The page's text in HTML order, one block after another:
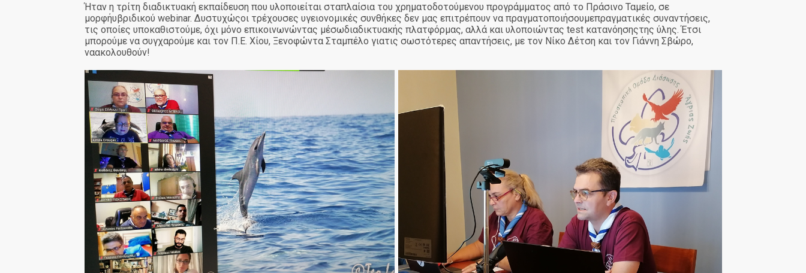
Ήταν η τρίτη διαδικτυακή εκπαίδευση που υλοποιείται σταπλαίσια του χρηματοδοτούμενου προγράμματος από το Πράσινο Ταμείο, σε
μορφήυβριδικού webinar. Δυστυχώςοι τρέχουσες υγειονομικές συνθήκες δεν μας επιτρέπουν να πραγματοποιήσουμεπραγματικές συναντήσεις,
τις οποίες υποκαθιστούμε, όχι μόνο επικοινωνώντας μέσωδιαδικτυακής πλατφόρμας, αλλά και υλοποιώντας test κατανόησηςτης ύλης. Έτσι
μπορούμε να συγχαρούμε και τον Π.Ε. Χίου, Ξενοφώντα Σταμπέλο γιατις σωστότερες απαντήσεις, με τον Νίκο Δέτση και τον Γιάννη Σβώρο,
ναακολουθούν!